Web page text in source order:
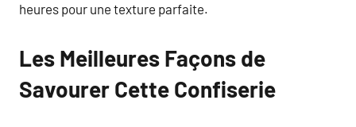
heures pour une texture parfaite.
Les Meilleures Façons de
Savourer Cette Confiserie